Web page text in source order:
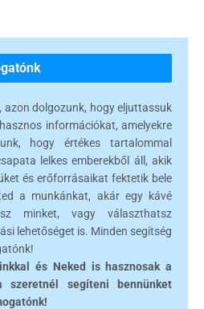
azon dolgozunk, hogy eljuttassuk
információkat, amelyekre
hogy értékes tartalommal
lelkes emberekből áll, akik
és erőforrásaikat fektetik bele
a munkánkat, akár egy kávé
minket, vagy választhatsz
lehetőséget is. Minden segítség
és Neked is hasznosak a
szeretnél segíteni bennünket